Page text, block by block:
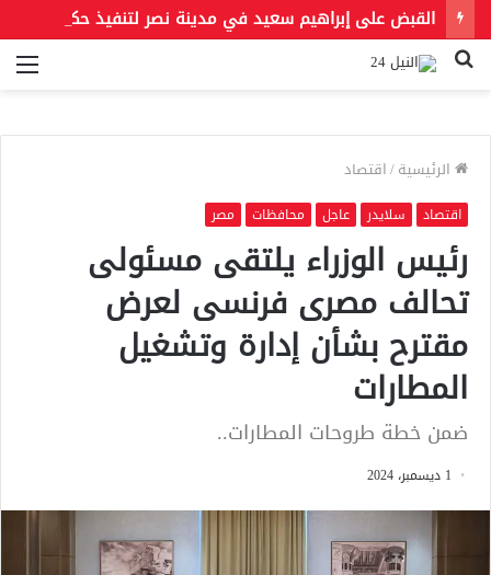
بحث
الرئيسية/اقتصاد
اقتصاد سلايدر عاجل محافظات مصر
رئيس الوزراء يلتقى مسئولى
تحالف مصرى فرنسى لعرض
مقترح بشأن إدارة وتشغيل
المطارات
ضمن خطة طروحات المطارات..
1 ديسمبر، 2024